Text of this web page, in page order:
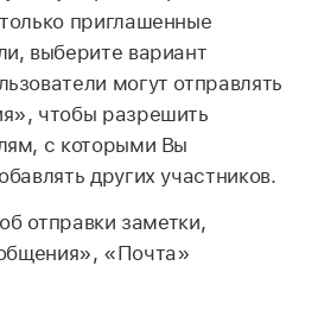
приглашенные
выберите вариант
могут отправлять
чтобы разрешить
с которыми Вы
других участников.
отправки заметки,
«Почта»